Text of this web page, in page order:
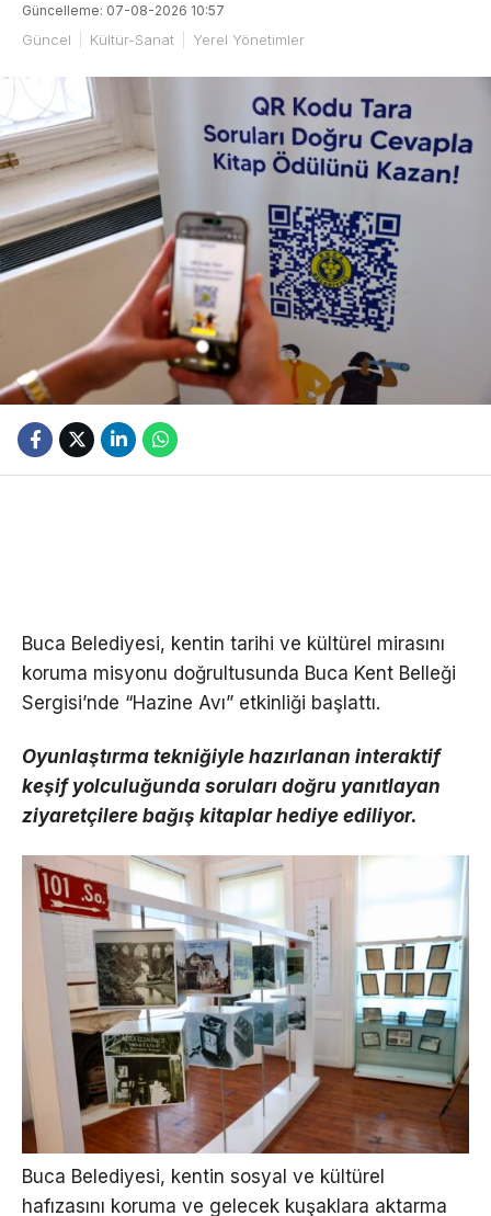
Güncelleme: 07-08-2026 10:57
Güncel Kültür-Sanat Yerel Yönetimler
Buca Belediyesi, kentin tarihi ve kültürel mirasını
koruma misyonu doğrultusunda Buca Kent Belleği
Sergisi’nde “Hazine Avı” etkinliği başlattı.
Oyunlaştırma tekniğiyle hazırlanan interaktif
keşif yolculuğunda soruları doğru yanıtlayan
ziyaretçilere bağış kitaplar hediye ediliyor.
Buca Belediyesi, kentin sosyal ve kültürel
hafızasını koruma ve gelecek kuşaklara aktarma